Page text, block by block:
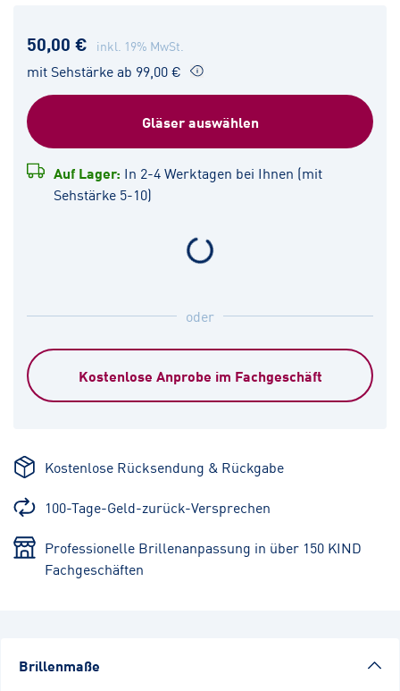
50,00 € inkl. 19% MwSt.
mit Sehstärke ab 99,00 €
Gläser auswählen
Auf Lager: In 2-4 Werktagen bei Ihnen (mit
Sehstärke 5-10)
oder
Kostenlose Anprobe im Fachgeschäft
Kostenlose Rücksendung & Rückgabe
100-Tage-Geld-zurück-Versprechen
Professionelle Brillenanpassung in über 150 KIND
Fachgeschäften
Brillenmaße